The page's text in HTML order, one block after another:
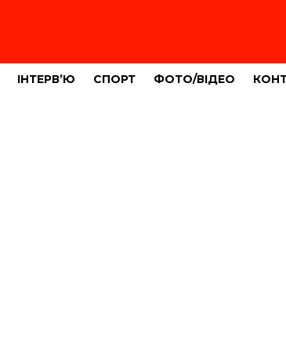
ІНТЕРВ’Ю СПОРТ ФОТО/ВІДЕО